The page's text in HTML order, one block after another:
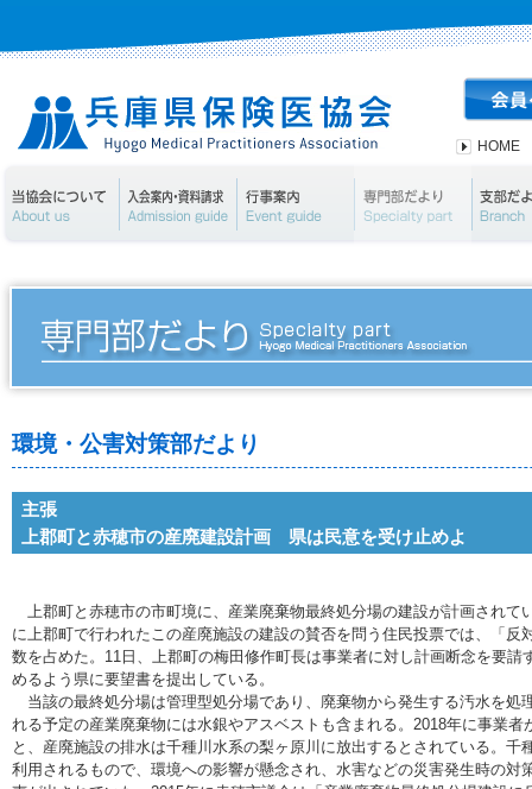
HOME
環境・公害対策部だより
主張
上郡町と赤穂市の産廃建設計画 県は民意を受け止めよ
上郡町と赤穂市の市町境に、産業廃棄物最終処分場の建設が計画されて
に上郡町で行われたこの産廃施設の建設の賛否を問う住民投票では、「反
数を占めた。11日、上郡町の梅田修作町長は事業者に対し計画断念を要請
めるよう県に要望書を提出している。
当該の最終処分場は管理型処分場であり、廃棄物から発生する汚水を処
れる予定の産業廃棄物には水銀やアスベストも含まれる。2018年に事業
と、産廃施設の排水は千種川水系の梨ヶ原川に放出するとされている。千
利用されるもので、環境への影響が懸念され、水害などの災害発生時の対